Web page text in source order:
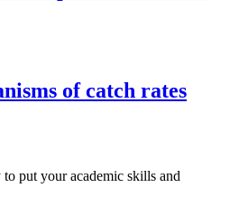
of catch rates
put your academic skills and